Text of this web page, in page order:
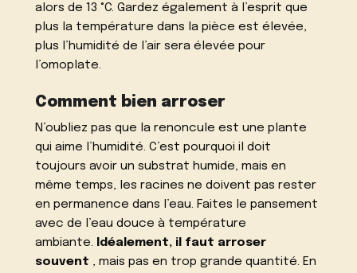
alors de 13 °C. Gardez également à l’esprit que
plus la température dans la pièce est élevée,
plus l’humidité de l’air sera élevée pour
l’omoplate.
Comment bien arroser
N’oubliez pas que la renoncule est une plante
qui aime l’humidité. C’est pourquoi il doit
toujours avoir un substrat humide, mais en
même temps, les racines ne doivent pas rester
en permanence dans l’eau. Faites le pansement
avec de l’eau douce à température
ambiante.
Idéalement, il faut arroser
souvent , mais pas en trop grande quantité. En